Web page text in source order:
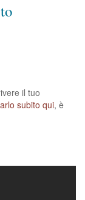
il tuo
subito qui, è